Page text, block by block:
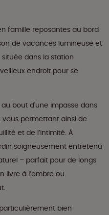
famille reposantes au bord
de vacances lumineuse et
dans la station
endroit pour se
bout d'une impasse dans
permettant ainsi de
et de l’intimité. À
soigneusement entretenu
– parfait pour de longs
livre à l’ombre ou
bien